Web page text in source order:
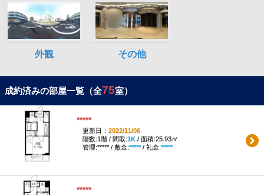
成約済みの部屋一覧（全75室）
*****
更新日： 2022/11/06
階数:1階 / 間取:1K/ 面積:25.93㎡
管理:***** / 敷金:*****/ 礼金:*****
*****